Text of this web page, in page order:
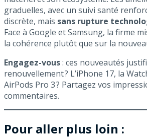
graduelles, avec un suivi santé
discrète, mais sans rupture
Face à Google et Samsung, la firme
la cohérence plutôt que sur la
Engagez-vous: ces nouveautés
renouvellement ? L’iPhone 17, la
AirPods Pro 3 ? Partagez vos
commentaires.
Pour aller plus loin :